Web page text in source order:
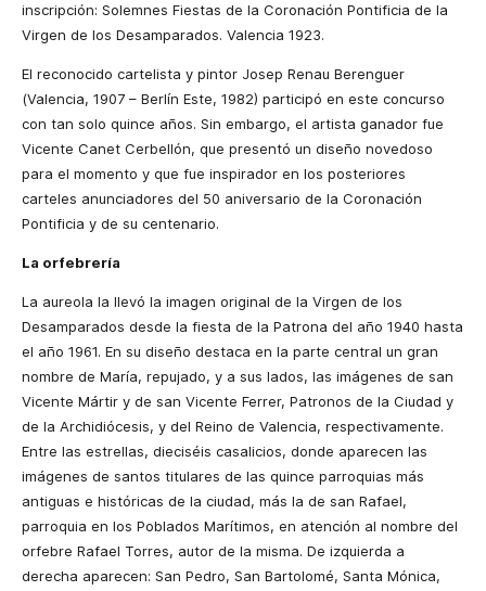
inscripción: Solemnes Fiestas de la Coronación Pontificia de la
Virgen de los Desamparados. Valencia 1923.
El reconocido cartelista y pintor Josep Renau Berenguer
(Valencia, 1907 – Berlín Este, 1982) participó en este concurso
con tan solo quince años. Sin embargo, el artista ganador fue
Vicente Canet Cerbellón, que presentó un diseño novedoso
para el momento y que fue inspirador en los posteriores
carteles anunciadores del 50 aniversario de la Coronación
Pontificia y de su centenario.
La orfebrería
La aureola la llevó la imagen original de la Virgen de los
Desamparados desde la fiesta de la Patrona del año 1940 hasta
el año 1961. En su diseño destaca en la parte central un gran
nombre de María, repujado, y a sus lados, las imágenes de san
Vicente Mártir y de san Vicente Ferrer, Patronos de la Ciudad y
de la Archidiócesis, y del Reino de Valencia, respectivamente.
Entre las estrellas, dieciséis casalicios, donde aparecen las
imágenes de santos titulares de las quince parroquias más
antiguas e históricas de la ciudad, más la de san Rafael,
parroquia en los Poblados Marítimos, en atención al nombre del
orfebre Rafael Torres, autor de la misma. De izquierda a
derecha aparecen: San Pedro, San Bartolomé, Santa Mónica,